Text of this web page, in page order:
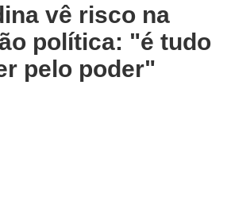
vê risco na
política: "é tudo
pelo poder"